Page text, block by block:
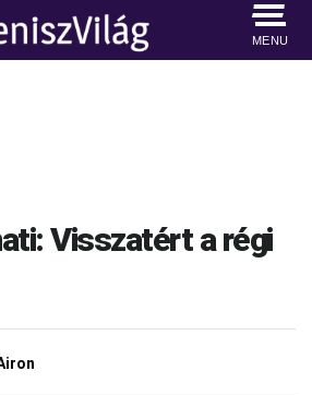
MENU
Visszatért a régi